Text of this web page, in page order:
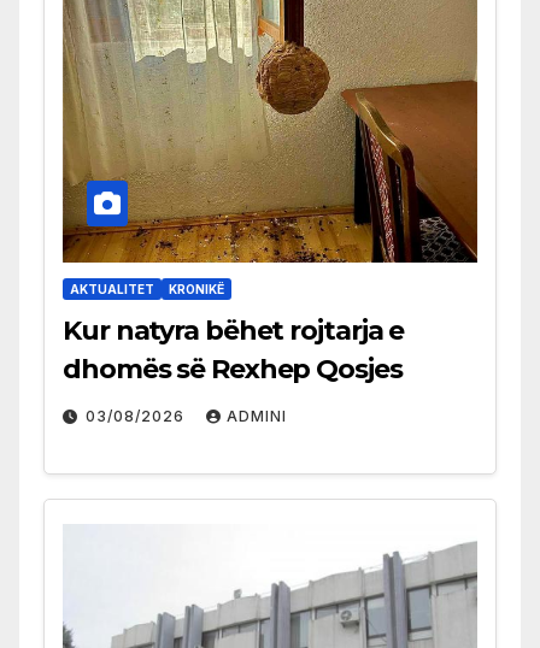
AKTUALITET KRONIKË
Kur natyra bëhet rojtarja e
dhomës së Rexhep Qosjes
03/08/2026 ADMINI